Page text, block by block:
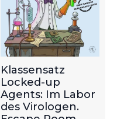
Klassensatz
Locked-up
Agents: Im Labor
des Virologen.